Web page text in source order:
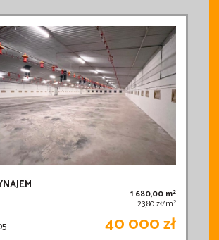
1 680,00 m2
23,80 zł/m2
40 000 zł